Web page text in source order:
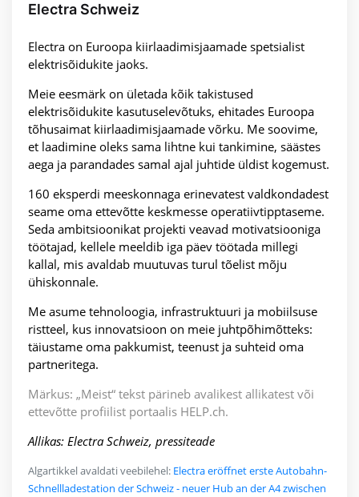
Electra Schweiz
Electra on Euroopa kiirlaadimisjaamade spetsialist
elektrisõidukite jaoks.
Meie eesmärk on ületada kõik takistused
elektrisõidukite kasutuselevõtuks, ehitades Euroopa
tõhusaimat kiirlaadimisjaamade võrku. Me soovime,
et laadimine oleks sama lihtne kui tankimine, säästes
aega ja parandades samal ajal juhtide üldist kogemust.
160 eksperdi meeskonnaga erinevatest valdkondadest
seame oma ettevõtte keskmesse operatiivtipptaseme.
Seda ambitsioonikat projekti veavad motivatsiooniga
töötajad, kellele meeldib iga päev töötada millegi
kallal, mis avaldab muutuvas turul tõelist mõju
ühiskonnale.
Me asume tehnoloogia, infrastruktuuri ja mobiilsuse
ristteel, kus innovatsioon on meie juhtpõhimõtteks:
täiustame oma pakkumist, teenust ja suhteid oma
partneritega.
Märkus: „Meist“ tekst pärineb avalikest allikatest või
ettevõtte profiilist portaalis HELP.ch.
Allikas: Electra Schweiz, pressiteade
Algartikkel avaldati veebilehel: Electra eröffnet erste Autobahn-
Schnellladestation der Schweiz - neuer Hub an der A4 zwischen